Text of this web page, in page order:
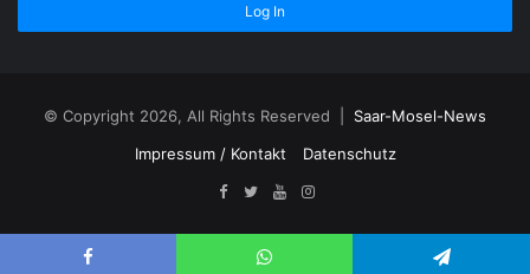
Log In
© Copyright 2026, All Rights Reserved | Saar-Mosel-News
Impressum / Kontakt
Datenschutz